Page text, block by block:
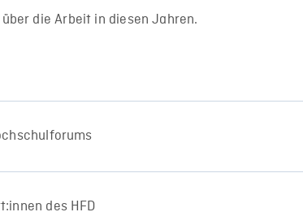
die Arbeit in diesen Jahren.
des HFD